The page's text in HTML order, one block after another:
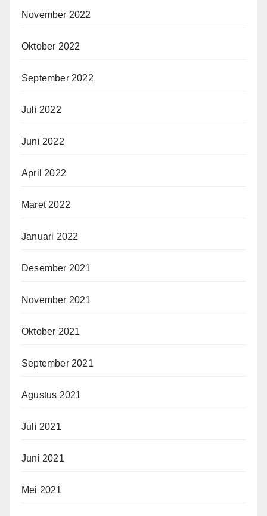
November 2022
Oktober 2022
September 2022
Juli 2022
Juni 2022
April 2022
Maret 2022
Januari 2022
Desember 2021
November 2021
Oktober 2021
September 2021
Agustus 2021
Juli 2021
Juni 2021
Mei 2021